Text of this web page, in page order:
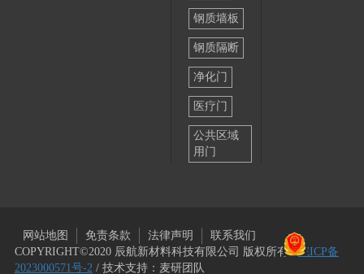
地，拥有
多个高端
制造车
间，配置
领先行业
的尖端设
备和经验
多组意大
利
钢质墙板
钢质隔断
净化门
医疗门
公共区域
用门
网站地图 免责条款 法律声明
联系我们
COPYRIGHT©2020 辰航新材料科技有限公司 版权所有 /皖ICP备
2023000571号-2/ 技术支持：麦研团队